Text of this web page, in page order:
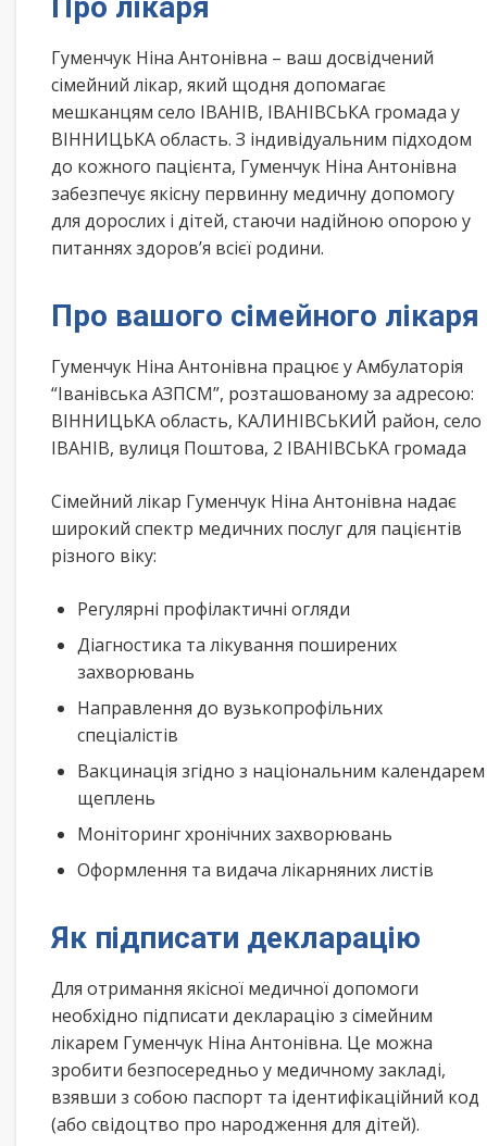
Гуменчук Ніна Антонівна – ваш досвідчений
сімейний лікар, який щодня допомагає
мешканцям село ІВАНІВ, ІВАНІВСЬКА громада у
ВІННИЦЬКА область. З індивідуальним підходом
до кожного пацієнта, Гуменчук Ніна Антонівна
забезпечує якісну первинну медичну допомогу
для дорослих і дітей, стаючи надійною опорою у
питаннях здоров’я всієї родини.
Про вашого сімейного лікаря
Гуменчук Ніна Антонівна працює у Амбулаторія
“Іванівська АЗПСМ”, розташованому за адресою:
ВІННИЦЬКА область, КАЛИНІВСЬКИЙ район, село
ІВАНІВ, вулиця Поштова, 2 ІВАНІВСЬКА громада
Сімейний лікар Гуменчук Ніна Антонівна надає
широкий спектр медичних послуг для пацієнтів
різного віку:
Регулярні профілактичні огляди
Діагностика та лікування поширених
захворювань
Направлення до вузькопрофільних
спеціалістів
Вакцинація згідно з національним календарем
щеплень
Моніторинг хронічних захворювань
Оформлення та видача лікарняних листів
Як підписати декларацію
Для отримання якісної медичної допомоги
необхідно підписати декларацію з сімейним
лікарем Гуменчук Ніна Антонівна. Це можна
зробити безпосередньо у медичному закладі,
взявши з собою паспорт та ідентифікаційний код
(або свідоцтво про народження для дітей).